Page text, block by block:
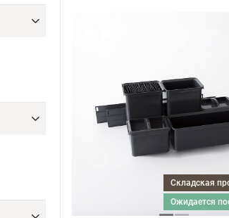
Складская
ожидается